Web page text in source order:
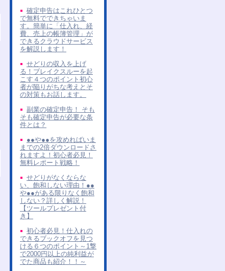
確定申告はこれひとつ
で無料でできちゃいま
す。簡単に「仕入れ、経
費、売上の帳簿管理」が
できるクラウドサービス
を解説します！
せどりの収入を上げ
る！ブレイクスルーを起
こす４つのポイント初心
者が陥りがちな考えとそ
の対策もお話します。
副業の確定申告！ そも
そも確定申告が必要な条
件とは？
●●や●●を攻めればいま
までの2倍ダウンロードさ
れますよ！初心者必見！
無料レポート戦略！
せどりがなくならな
い、飽和しない理由！●●
や●●がある限りなく飽和
しない？詳しく解説！
【ツールプレゼント付
き】
初心者必見！仕入れの
できるブックオフを見つ
ける６つのポイント～1撃
で2000円以上の純利益が
でた商品も紹介！！～